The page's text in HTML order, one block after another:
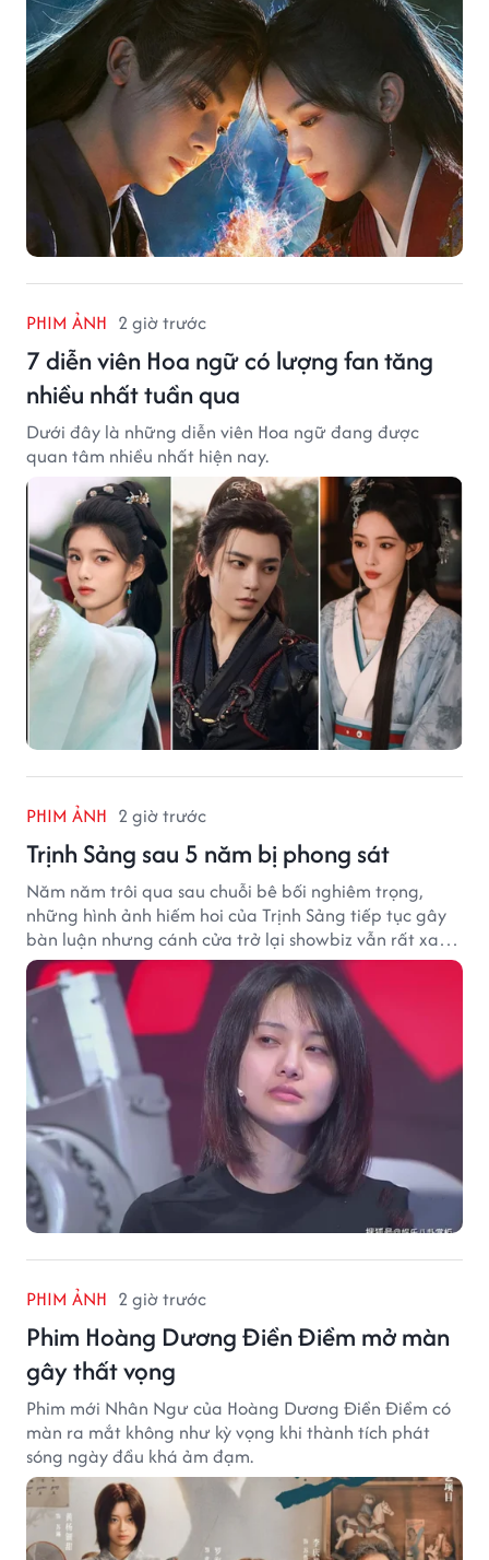
PHIM ẢNH 2 giờ trước
7 diễn viên Hoa ngữ có lượng fan tăng
nhiều nhất tuần qua
Dưới đây là những diễn viên Hoa ngữ đang được
quan tâm nhiều nhất hiện nay.
PHIM ẢNH 2 giờ trước
Trịnh Sảng sau 5 năm bị phong sát
Năm năm trôi qua sau chuỗi bê bối nghiêm trọng,
những hình ảnh hiếm hoi của Trịnh Sảng tiếp tục gây
bàn luận nhưng cánh cửa trở lại showbiz vẫn rất xa
vời.
PHIM ẢNH 2 giờ trước
Phim Hoàng Dương Điền Điềm mở màn
gây thất vọng
Phim mới Nhân Ngư của Hoàng Dương Điền Điềm có
màn ra mắt không như kỳ vọng khi thành tích phát
sóng ngày đầu khá ảm đạm.